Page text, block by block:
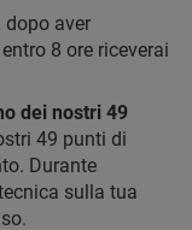
dopo aver
8 ore riceverai
dei nostri 49
49 punti di
Durante
sulla tua